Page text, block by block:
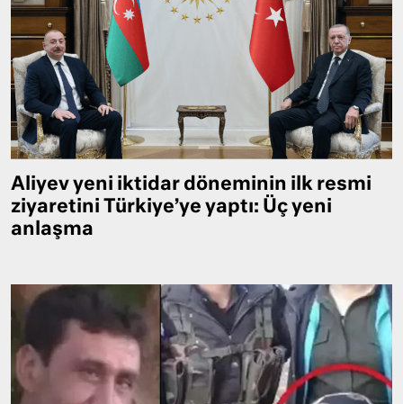
Aliyev yeni iktidar döneminin ilk resmi
ziyaretini Türkiye’ye yaptı: Üç yeni
anlaşma